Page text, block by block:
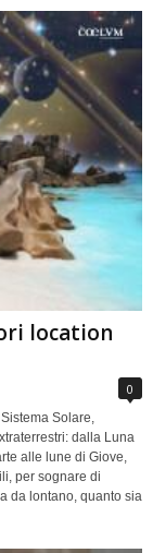
location
0
Solare,
dalla Luna
alle lune di Giove,
per sognare di
da lontano, quanto sia